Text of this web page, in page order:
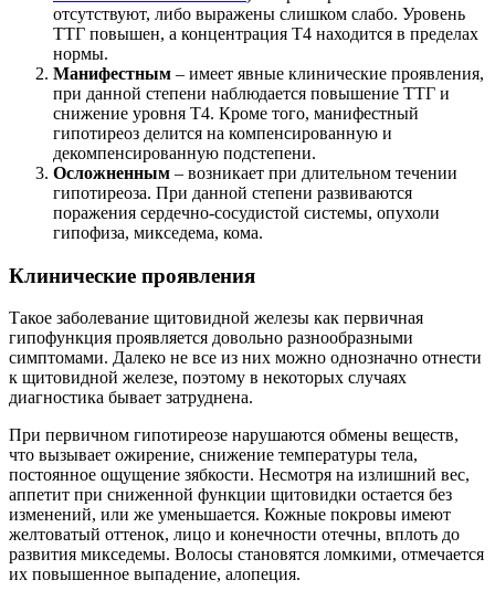
отсутствуют, либо выражены слишком слабо. Уровень
ТТГ повышен, а концентрация Т4 находится в пределах
нормы.
Манифестным – имеет явные клинические проявления,
при данной степени наблюдается повышение ТТГ и
снижение уровня Т4. Кроме того, манифестный
гипотиреоз делится на компенсированную и
декомпенсированную подстепени.
Осложненным – возникает при длительном течении
гипотиреоза. При данной степени развиваются
поражения сердечно-сосудистой системы, опухоли
гипофиза, микседема, кома.
Клинические проявления
Такое заболевание щитовидной железы как первичная
гипофункция проявляется довольно разнообразными
симптомами. Далеко не все из них можно однозначно отнести
к щитовидной железе, поэтому в некоторых случаях
диагностика бывает затруднена.
При первичном гипотиреозе нарушаются обмены веществ,
что вызывает ожирение, снижение температуры тела,
постоянное ощущение зябкости. Несмотря на излишний вес,
аппетит при сниженной функции щитовидки остается без
изменений, или же уменьшается. Кожные покровы имеют
желтоватый оттенок, лицо и конечности отечны, вплоть до
развития микседемы. Волосы становятся ломкими, отмечается
их повышенное выпадение, алопеция.